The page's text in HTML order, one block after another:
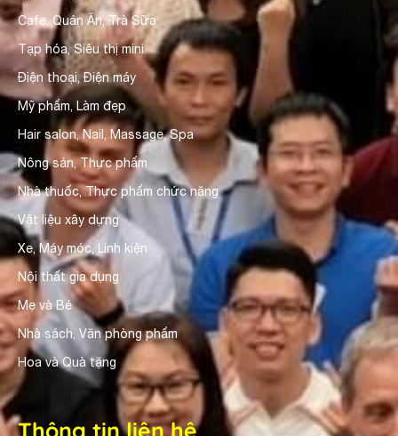
Cafe, Quán Ăn, Trà Sữa
Tạp hóa, Siêu thị mini
Điện thoại, Điện máy
Mỹ phẩm, Làm đẹp
Hair salon, Nail, Massage, Spa
Nông sản, Thực phẩm
Nhà thuốc, Thực phẩm chức năng
Vật liệu xây dựng
Xe, Máy móc, Linh kiện
Nội thất gia dụng
Mẹ và Bé
Nhà sách, Văn phòng phẩm
Hoa và Quà tặng
Thông tin liên hệ